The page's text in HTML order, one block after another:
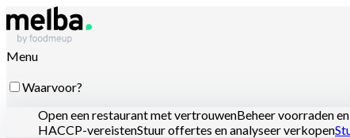
Menu
Waarvoor?
Open een restaurant met vertrouwenBeheer voorraden
HACCP-vereistenStuur offertes en analyseer verkopen